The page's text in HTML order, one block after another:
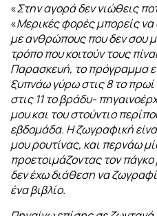
«Στην αγορά δεν νιώθεις
«Μερικές φορές μπορείς να
με ανθρώπους που δεν σου
τρόπο που κοιτούν τους
Παρασκευή, το πρόγραμμα
ξυπνάω γύρωστις 8 το
στις 11 το βράδυ-
μου και του στούντιο
εβδομάδα. Η ζωγραφική
μου ρουτίνας, και περνάω
προετοιμάζονταςτον
δεν έχω διάθεση να
ένα βιβλίο.